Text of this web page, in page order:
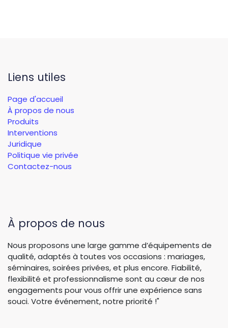
Liens utiles
Page d'accueil
À propos de nous
Produits
Interventions
Juridique
Politique vie privée
Contactez-nous
À propos de nous
Nous proposons une large gamme d’équipements de
qualité, adaptés à toutes vos occasions : mariages,
séminaires, soirées privées, et plus encore. Fiabilité,
flexibilité et professionnalisme sont au cœur de nos
engagements pour vous offrir une expérience sans
souci. Votre événement, notre priorité !"